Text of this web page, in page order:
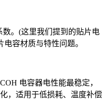
。(这里我们提到的贴片电
容材质与特性问题。
电容器电性能最稳定，
，适用于低损耗、温度补偿